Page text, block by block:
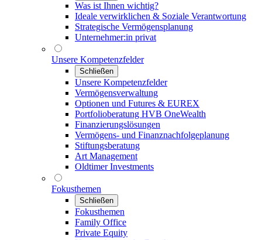
Was ist Ihnen wichtig?
Ideale verwirklichen & Soziale Verantwortung
Strategische Vermögensplanung
Unternehmer:in privat
Unsere Kompetenzfelder
Schließen
Unsere Kompetenzfelder
Vermögensverwaltung
Optionen und Futures & EUREX
Portfolioberatung HVB OneWealth
Finanzierungslösungen
Vermögens- und Finanznachfolgeplanung
Stiftungsberatung
Art Management
Oldtimer Investments
Fokusthemen
Schließen
Fokusthemen
Family Office
Private Equity